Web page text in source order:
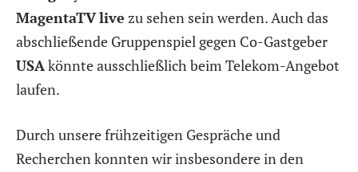
MagentaTVlive zu sehen sein werden. Auch das
abschließende Gruppenspiel gegen Co-Gastgeber
USAkönnte ausschließlich beim Telekom-Angebot
laufen.
Durch unsere frühzeitigen Gespräche und
Recherchen konnten wir insbesondere in den